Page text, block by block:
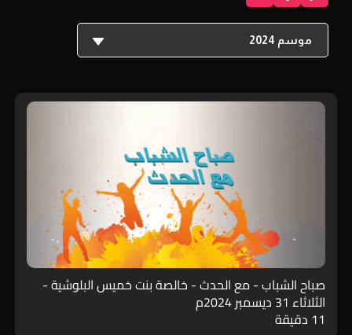
موسم 2024
صباح الشباب - مع الحدث - خالصة بنت خميس البلوشية -
الثلاثاء 31 ديسمبر 2024م
11 دقيقة